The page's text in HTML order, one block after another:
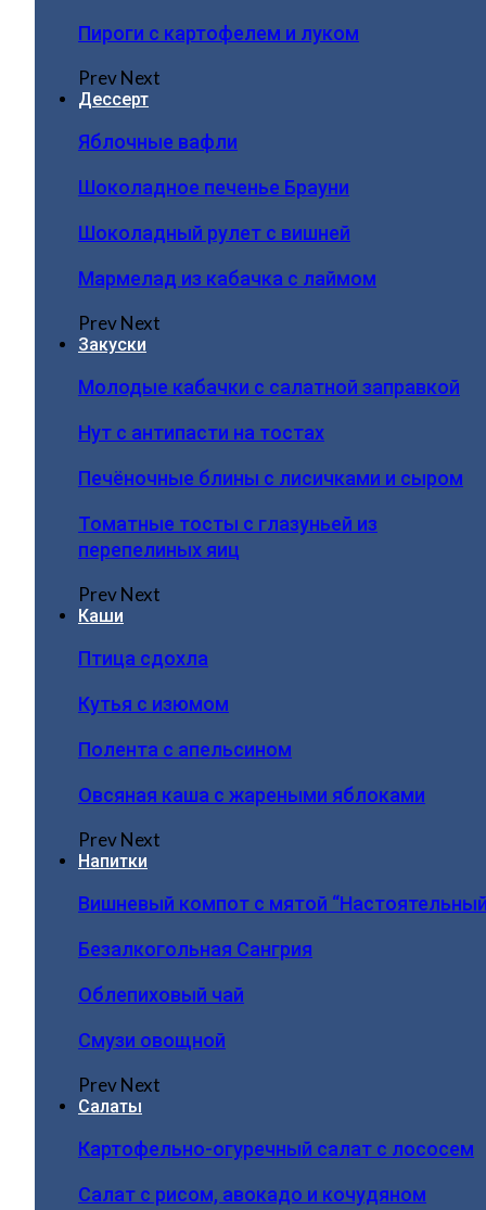
Пироги c картофелем и луком
PrevNext
Дессерт
Яблочные вафли
Шоколадное печенье Брауни
Шоколадный рулет с вишней
Мармелад из кабачка с лаймом
PrevNext
Закуски
Молодые кабачки с салатной заправкой
Нут с антипасти на тостах
Печёночные блины с лисичками и сыром
Томатные тосты с глазуньей из
перепелиных яиц
PrevNext
Каши
Птица сдохла
Кутья с изюмом
Полента с апельсином
Овсяная каша с жареными яблоками
PrevNext
Напитки
Вишневый компот с мятой
Безалкогольная Сангрия
Облепиховый чай
Смузи овощной
PrevNext
Салаты
Картофельно-огуречный салат с лососем
Салат с рисом, авокадо и кочудяном